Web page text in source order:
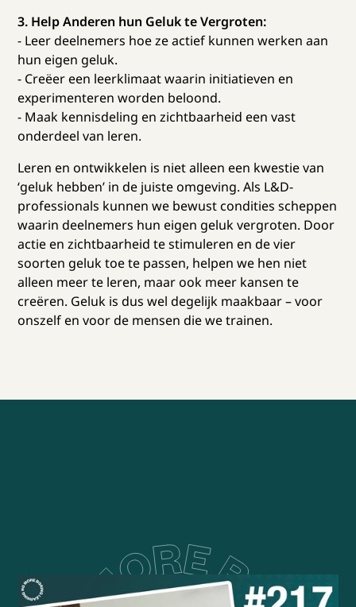
3. Help Anderen hun Geluk te Vergroten:
- Leer deelnemers hoe ze actief kunnen werken aan
hun eigen geluk.
- Creëer een leerklimaat waarin initiatieven en
experimenteren worden beloond.
- Maak kennisdeling en zichtbaarheid een vast
onderdeel van leren.
Leren en ontwikkelen is niet alleen een kwestie van
‘geluk hebben’ in de juiste omgeving. Als L&D-
professionals kunnen we bewust condities scheppen
waarin deelnemers hun eigen geluk vergroten. Door
actie en zichtbaarheid te stimuleren en de vier
soorten geluk toe te passen, helpen we hen niet
alleen meer te leren, maar ook meer kansen te
creëren. Geluk is dus wel degelijk maakbaar – voor
onszelf en voor de mensen die we trainen.